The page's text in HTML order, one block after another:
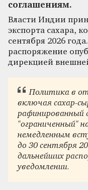
соглашениям.
Власти Индии
экспорта сахара,
сентября 2026
распоряжение
дирекцией
Политика в
включая сахар-
рафинированный
"ограниченный"
немедленным
до 30 сентября
дальнейших
уведомлении.